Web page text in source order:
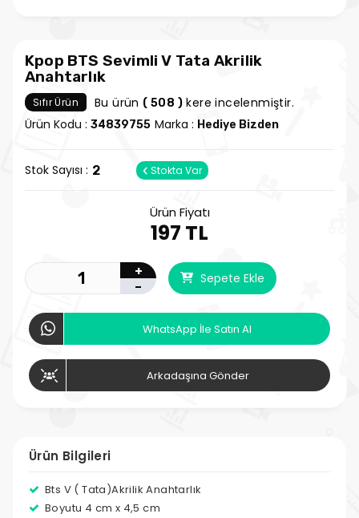
Kpop BTS Sevimli V Tata Akrilik
Anahtarlık
Sıfır Ürün Bu ürün ( 508 ) kere incelenmiştir.
Ürün Kodu : 34839755 Marka : Hediye Bizden
Stok Sayısı : 2 Stokta Var
Ürün Fiyatı
197 TL
+
-
Sepete Ekle
WhatsApp İle Satın Al
Arkadaşına Gönder
Ürün Bilgileri
Bts V ( Tata)Akrilik Anahtarlık
Boyutu 4 cm x 4,5 cm